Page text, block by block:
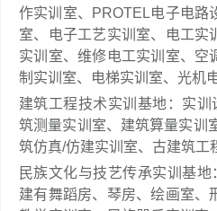
作实训室、PROTEL电子电路
室、电子工艺实训室、电工实
实训室、维修电工实训室、空
制实训室、电梯实训室、光机
建筑工程技术实训基地：实
筑测量实训室、建筑算量实训
筑仿真/仿建实训室、古建筑工
民族文化与技艺传承实训基地
建有舞蹈房、琴房、绘画室、